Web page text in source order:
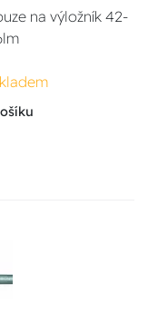
na výložník 42-